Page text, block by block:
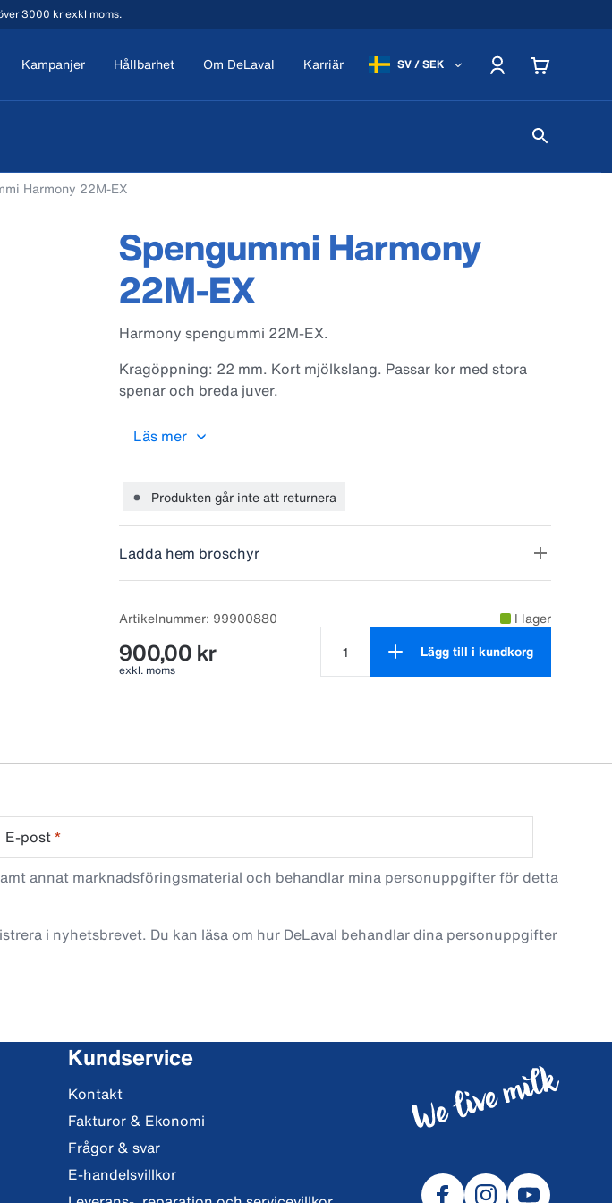
3000 kr exkl moms.
Kampanjer Hållbarhet Om DeLaval Karriär SV / SEK
Harmony 22M-EX
Spengummi Harmony
22M-EX
Harmony spengummi 22M-EX.
Kragöppning: 22 mm. Kort mjölkslang. Passar kor med stora
spenar och breda juver.
1 pkt innehåller 4 x 99900801.
Läs mer
Produkten går inte att returnera
Ladda hem broschyr
Artikelnummer: 99900880 I lager
900,00 kr
exkl. moms
Lägg till i kundkorg
E-post*
annat marknadsföringsmaterial och behandlar mina personuppgifter för detta
i nyhetsbrevet. Du kan läsa om hur DeLaval behandlar dina personuppgifter
Kundservice
Kontakt
Fakturor & Ekonomi
Frågor & svar
E-handelsvillkor